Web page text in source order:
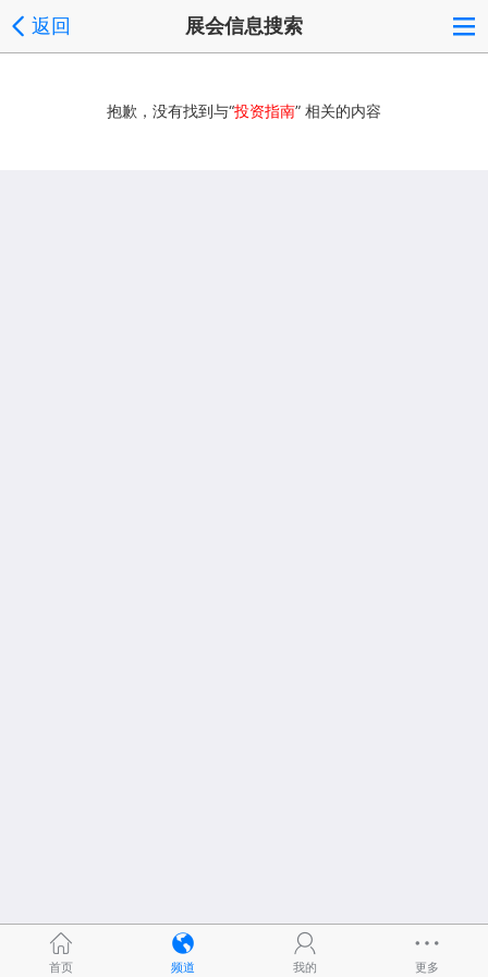
返回 展会信息搜索
抱歉，没有找到与“投资指南” 相关的内容
首页 频道 我的 更多